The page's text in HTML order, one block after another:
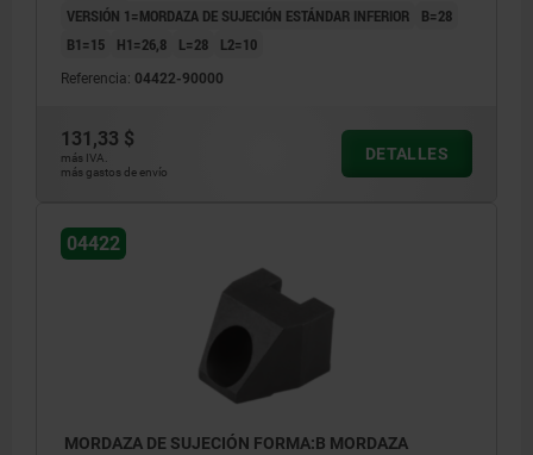
VERSIÓN 1=MORDAZA DE SUJECIÓN ESTÁNDAR INFERIOR
B=28
B1=15
H1=26,8 L=28 L2=10
Referencia: 04422-90000
131,33 $
más IVA.
más gastos de envío
DETALLES
04422
MORDAZA DE SUJECIÓN FORMA:B MORDAZA